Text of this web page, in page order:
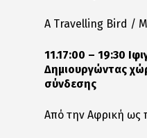
A Travelling Bird /
11.17:00 – 19:30
Δημιουργώντας
σύνδεσης
Από την Αφρική ως